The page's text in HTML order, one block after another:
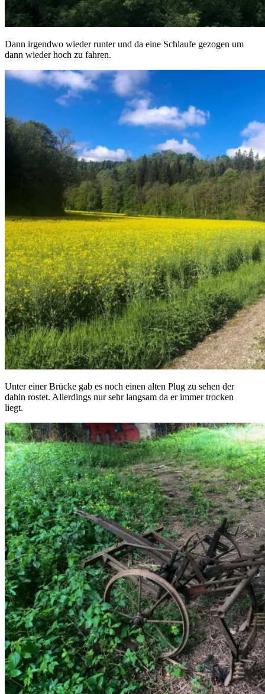
Dann irgendwo wieder runter und da eine Schlaufe gezogen um
dann wieder hoch zu fahren.
Unter einer Brücke gab es noch einen alten Plug zu sehen der
dahin rostet. Allerdings nur sehr langsam da er immer trocken
liegt.